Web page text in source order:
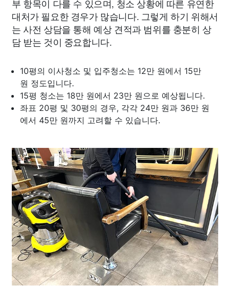
부 항목이 다를 수 있으며, 청소 상황에 따른 유연한
대처가 필요한 경우가 많습니다. 그렇게 하기 위해서
는 사전 상담을 통해 예상 견적과 범위를 충분히 상
담 받는 것이 중요합니다.
10평의 이사청소 및 입주청소는 12만 원에서 15만
원 정도입니다.
15평 청소는 18만 원에서 23만 원으로 예상됩니다.
좌표 20평 및 30평의 경우, 각각 24만 원과 36만 원
에서 45만 원까지 고려할 수 있습니다.